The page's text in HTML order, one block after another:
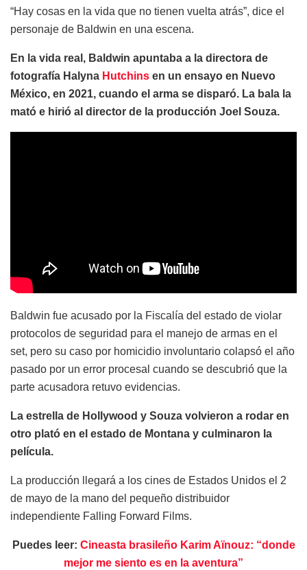
“Hay cosas en la vida que no tienen vuelta atrás”, dice el
personaje de Baldwin en una escena.
En la vida real, Baldwin apuntaba a la directora de
fotografía Halyna Hutchins en un ensayo en Nuevo
México, en 2021, cuando el arma se disparó. La bala la
mató e hirió al director de la producción Joel Souza.
Baldwin fue acusado por la Fiscalía del estado de violar
protocolos de seguridad para el manejo de armas en el
set, pero su caso por homicidio involuntario colapsó el año
pasado por un error procesal cuando se descubrió que la
parte acusadora retuvo evidencias.
La estrella de Hollywood y Souza volvieron a rodar en
otro plató en el estado de Montana y culminaron la
película.
La producción llegará a los cines de Estados Unidos el 2
de mayo de la mano del pequeño distribuidor
independiente Falling Forward Films.
Puedes leer: Cineasta brasileño Karim Aïnouz: “donde
mejor me siento es en la aventura”